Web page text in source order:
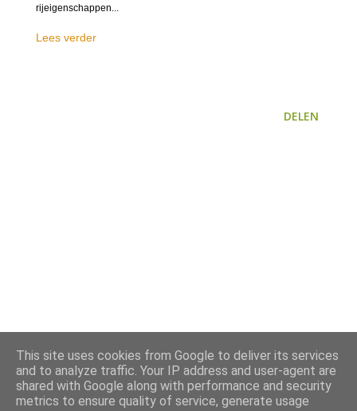
rijeigenschappen...
Lees verder
DELEN
This site uses cookies from Google to deliver its services
and to analyze traffic. Your IP address and user-agent are
shared with Google along with performance and security
metrics to ensure quality of service, generate usage